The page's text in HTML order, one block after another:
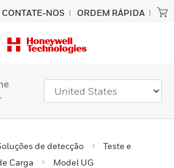
CONTATE-NOS ORDEM RÁPIDA
de detecção
Teste e
Carga Model UG